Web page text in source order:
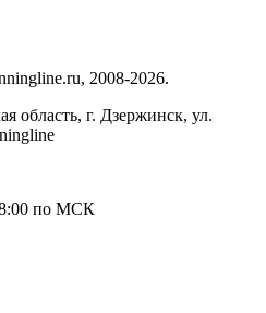
2008-2026.
область, г. Дзержинск, ул.
по МСК